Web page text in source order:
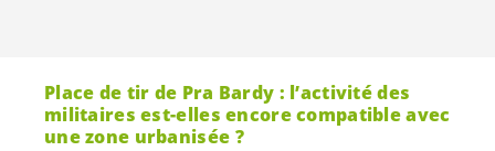
Place de tir de Pra Bardy : l’activité des
militaires est-elles encore compatible avec
une zone urbanisée ?